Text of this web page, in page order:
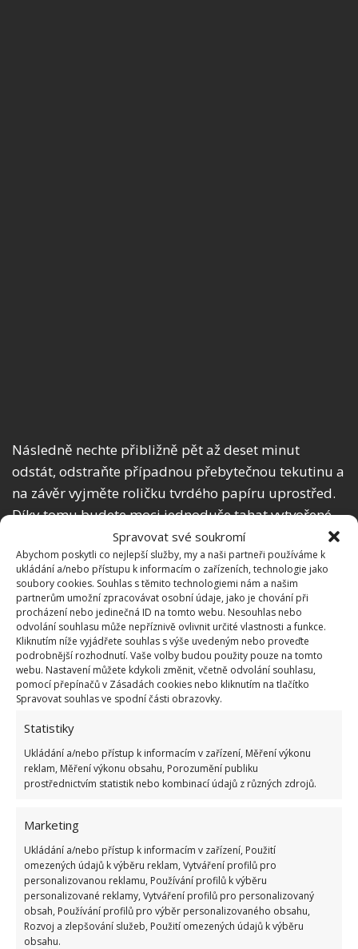
Spravovat své soukromí
Abychom poskytli co nejlepší služby, my a naši partneři používáme k
ukládání a/nebo přístupu k informacím o zařízeních, technologie jako
soubory cookies. Souhlas s těmito technologiemi nám a našim
partnerům umožní zpracovávat osobní údaje, jako je chování při
procházení nebo jedinečná ID na tomto webu. Nesouhlas nebo
odvolání souhlasu může nepříznivě ovlivnit určité vlastnosti a funkce.
Kliknutím níže vyjádřete souhlas s výše uvedeným nebo proveďte
podrobnější rozhodnutí. Vaše volby budou použity pouze na tomto
webu. Nastavení můžete kdykoli změnit, včetně odvolání souhlasu,
pomocí přepínačů v Zásadách cookies nebo kliknutím na tlačítko
Spravovat souhlas ve spodní části obrazovky.
Statistiky
Ukládání a/nebo přístup k informacím v zařízení, Měření výkonu
reklam, Měření výkonu obsahu, Porozumění publiku
prostřednictvím statistik nebo kombinací údajů z různých zdrojů.
Marketing
Ukládání a/nebo přístup k informacím v zařízení, Použití
omezených údajů k výběru reklam, Vytváření profilů pro
personalizovanou reklamu, Používání profilů k výběru
personalizované reklamy, Vytváření profilů pro personalizovaný
obsah, Používání profilů pro výběr personalizovaného obsahu,
Rozvoj a zlepšování služeb, Použití omezených údajů k výběru
obsahu.
Následně nechte přibližně pět až deset minut
odstát, odstraňte případnou přebytečnou tekutinu a
na závěr vyjměte roličku tvrdého papíru uprostřed.
Díky tomu budete moci jednoduše tahat vytvořené
vlhčené ubrousky přímo ze středu.